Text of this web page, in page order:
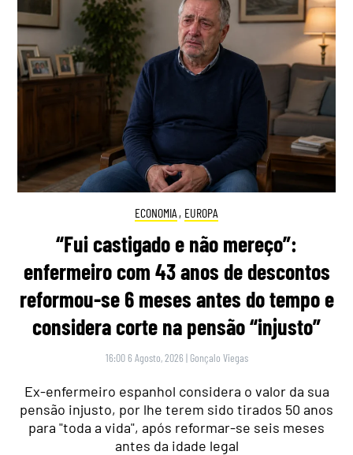
ECONOMIA , EUROPA
“Fui castigado e não mereço”:
enfermeiro com 43 anos de descontos
reformou-se 6 meses antes do tempo e
considera corte na pensão “injusto”
16:00 6 Agosto, 2026 | Gonçalo Viegas
Ex-enfermeiro espanhol considera o valor da sua
pensão injusto, por lhe terem sido tirados 50 anos
para "toda a vida", após reformar-se seis meses
antes da idade legal